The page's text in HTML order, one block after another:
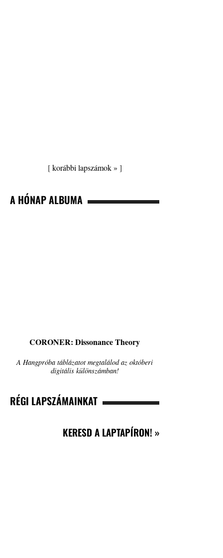
[korábbi lapszámok » ]
A HÓNAP ALBUMA
CORONER: Dissonance Theory
A Hangpróba táblázatot megtalálod az októberi
digitális különszámban!
RÉGI LAPSZÁMAINKAT
KERESD A LAPTAPÍRON! »